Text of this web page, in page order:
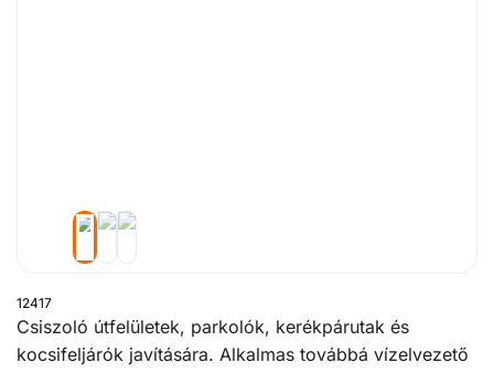
12417
Csiszoló útfelületek, parkolók, kerékpárutak és
kocsifeljárók javítására. Alkalmas továbbá vízelvezető